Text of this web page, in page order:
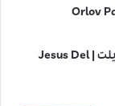
عطر ادکلن جسوس دل پوزو عربین نایتس ادو تویلت | Jesus Del